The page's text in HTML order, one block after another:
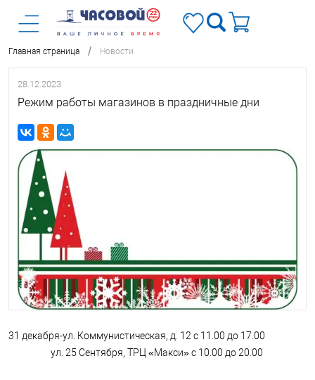
Главная страница / Новости
28.12.2023
Режим работы магазинов в праздничные дни
31 декабря-ул. Коммунистическая, д. 12 с 11.00 до 17.00
ул. 25 Сентября, ТРЦ «Макси» с 10.00 до 20.00